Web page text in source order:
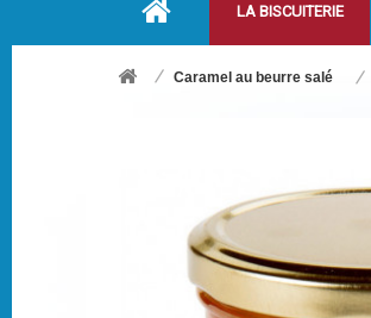
LA BISCUITERIE
Caramel au beurre salé